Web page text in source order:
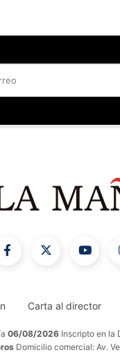
Carta al director
06/08/2026 Inscripto en la
Domicilio comercial: Av.